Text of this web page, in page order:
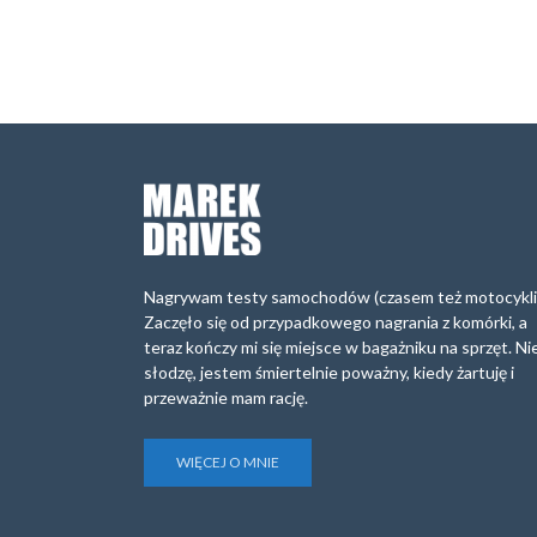
Nagrywam testy samochodów (czasem też
Zaczęło się od przypadkowego nagrania z komórki, a
teraz kończy mi się miejsce w bagażniku na sprzęt.
słodzę, jestem śmiertelnie poważny, kiedy żartuję i
przeważnie mam rację.
WIĘCEJ O MNIE